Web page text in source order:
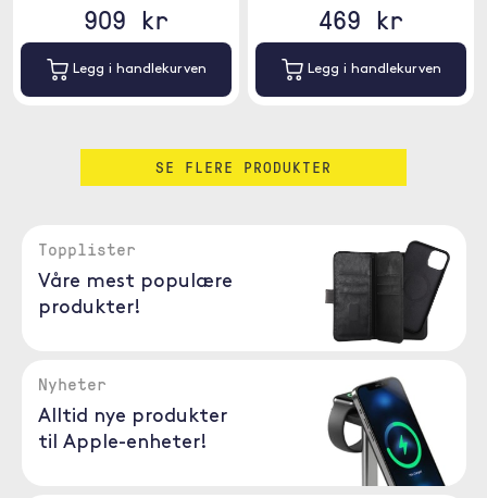
909 kr
Legg i handlekurven
469 kr
Legg i handlekurven
SE FLERE PRODUKTER
Topplister
Våre mest populære
produkter!
Nyheter
Alltid nye produkter
til Apple-enheter!